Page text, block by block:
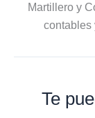
Martillero y
contables
Te